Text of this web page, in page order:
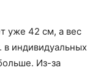
уже 42 см, а вес
в индивидуальных
Из-за